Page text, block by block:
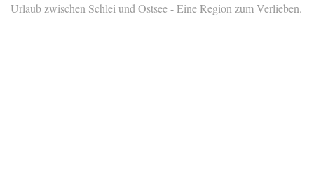
Urlaub zwischen Schlei und Ostsee - Eine Region zum Verlieben.